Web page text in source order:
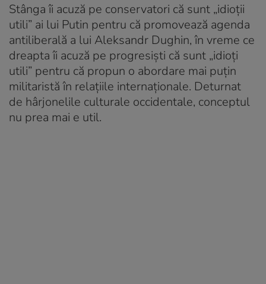
Stânga îi acuză pe conservatori că sunt „idioții
utili” ai lui Putin pentru că promovează agenda
antiliberală a lui Aleksandr Dughin, în vreme ce
dreapta îi acuză pe progresiști că sunt „idioți
utili” pentru că propun o abordare mai puțin
militaristă în relațiile internaționale. Deturnat
de hârjonelile culturale occidentale, conceptul
nu prea mai e util.